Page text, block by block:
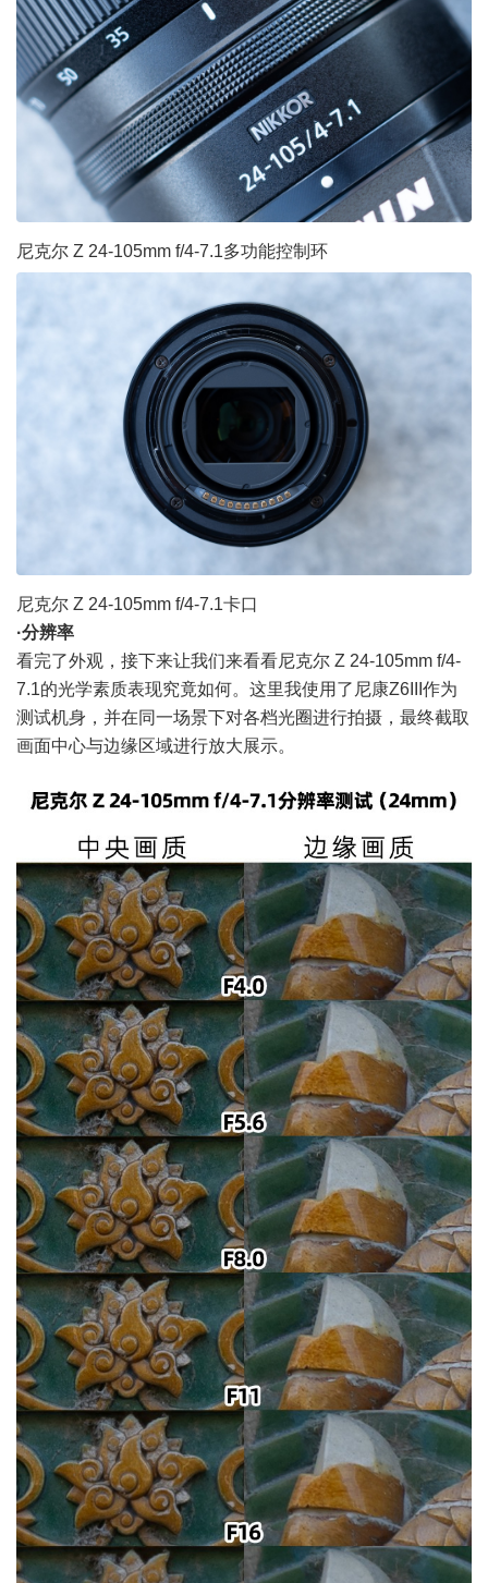
尼克尔 Z 24-105mm f/4-7.1多功能控制环
尼克尔 Z 24-105mm f/4-7.1卡口
·分辨率
看完了外观，接下来让我们来看看尼克尔 Z 24-105mm f/4-
7.1的光学素质表现究竟如何。这里我使用了 尼康Z6 III作为
测试机身，并在同一场景下对各档光圈进行拍摄，最终截取
画面中心与边缘区域进行放大展示。